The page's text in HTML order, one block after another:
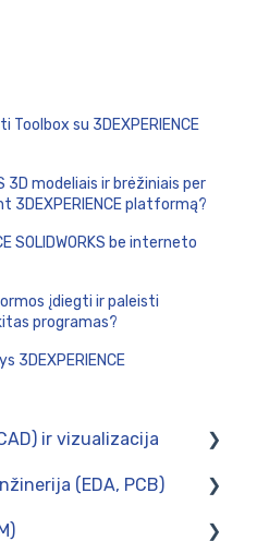
su 3DEXPERIENCE
3D modeliais ir brėžiniais per
platformą?
SOLIDWORKS be interneto
įdiegti ir paleisti
programas?
3DEXPERIENCE
ir vizualizacija
(EDA, PCB)